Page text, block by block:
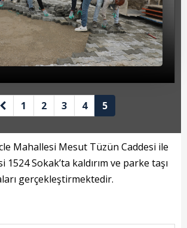
Formu
1 2 3 4 5
Mahallesi Mesut Tüzün Caddesi ile
Sokak’ta kaldırım ve parke taşı
gerçekleştirmektedir.